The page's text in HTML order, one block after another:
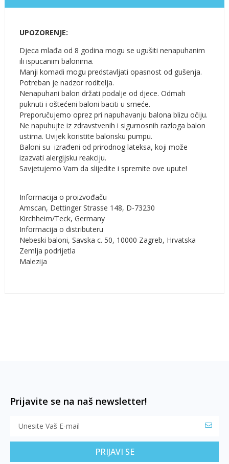
UPOZORENJE:
Djeca mlađa od 8 godina mogu se ugušiti nenapuhanim
ili ispucanim balonima.
Manji komadi mogu predstavljati opasnost od gušenja.
Potreban je nadzor roditelja.
Nenapuhani balon držati podalje od djece. Odmah
puknuti i oštećeni baloni baciti u smeće.
Preporučujemo oprez pri napuhavanju balona blizu očiju.
Ne napuhujte iz zdravstvenih i sigurnosnih razloga balon
ustima. Uvijek koristite balonsku pumpu.
Baloni su izrađeni od prirodnog lateksa, koji može
izazvati alergijsku reakciju.
Savjetujemo Vam da slijedite i spremite ove upute!
Informacija o proizvođaču
Amscan, Dettinger Strasse 148, D-73230
Kirchheim/Teck, Germany
Informacija o distributeru
Nebeski baloni, Savska c. 50, 10000 Zagreb, Hrvatska
Zemlja podrijetla
Malezija
Prijavite se na naš newsletter!
PRIJAVI SE